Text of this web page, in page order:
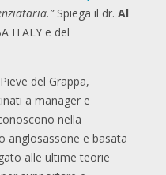
Spiega il dr. Al
ITALY e del
del Grappa,
a manager e
nella
anglosassone e basata
alle ultime teorie